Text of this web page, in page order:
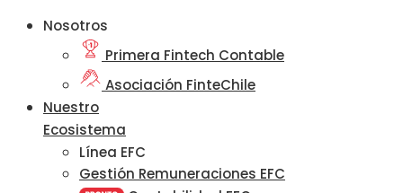
Nosotros
Primera Fintech Contable
Asociación FinteChile
Nuestro
Ecosistema
Línea EFC
Gestión Remuneraciones EFC